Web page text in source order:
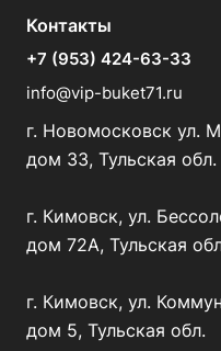
Контакты
+7 (953) 424-63-33
info@vip-buket71.ru
г. Новомосковск ул.
дом 33, Тульская обл.
г. Кимовск, ул.
дом 72А, Тульская
г. Кимовск, ул.
дом 5, Тульская обл.